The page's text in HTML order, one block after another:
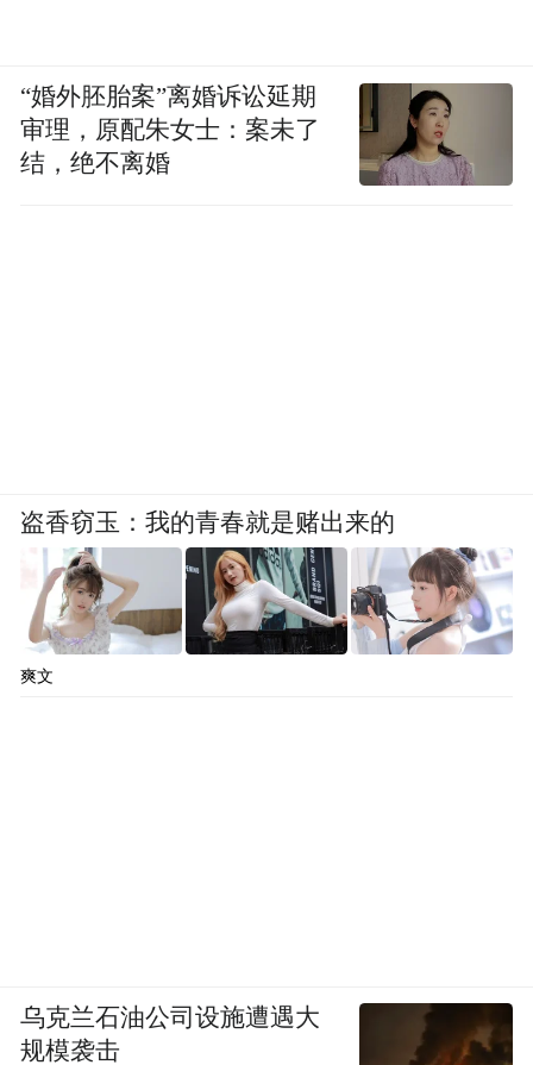
“婚外胚胎案”离婚诉讼延期
审理，原配朱女士：案未了
结，绝不离婚
盗香窃玉：我的青春就是赌出来的
爽文
乌克兰石油公司设施遭遇大
规模袭击